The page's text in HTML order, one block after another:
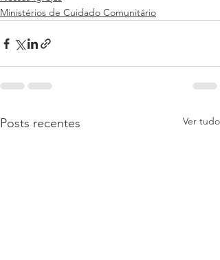
Ministérios de Cuidado Comunitário
Posts recentes Ver tudo